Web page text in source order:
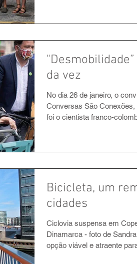
da vez
No dia 26 de janeiro, o
Conversas São Conexões,
foi o cientista franco-
Bicicleta, um
cidades
Ciclovia suspensa em
Dinamarca - foto de
opção viável e atraente